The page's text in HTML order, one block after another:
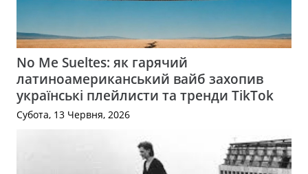
No Me Sueltes: як гарячий
латиноамериканський вайб захопив
українські плейлисти та тренди TikTok
Субота, 13 Червня, 2026